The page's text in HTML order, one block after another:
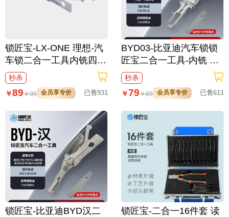
锁匠宝-LX-ONE 理想-汽
车锁二合一工具内铣四轨
迹
秒杀
￥89￥99 会员享专价 已售931
锁匠宝-比亚迪BYD汉二
BYD03-比亚迪汽车锁锁
匠宝二合一工具-内铣 适
用比亚迪汉/宋L/腾势/仰
望/方程豹等
秒杀
￥79￥89 会员享专价 已售611
锁匠宝-二合一16件套 读